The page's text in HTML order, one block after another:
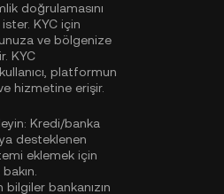
doğrulamasını
KYC için
ve bölgenize
KYC
platformun
hizmetine erişir.
Kredi/banka
desteklenen
eklemek için
bankanızın